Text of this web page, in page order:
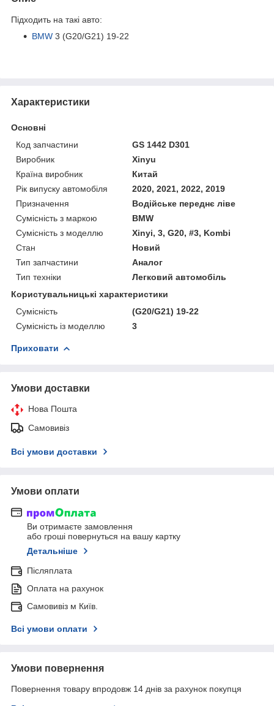
Підходить на такі авто:
BMW 3 (G20/G21) 19-22
Характеристики
Основні
Код запчастини
GS 1442 D301
Виробник
Xinyu
Країна виробник
Китай
Рік випуску автомобіля
2020, 2021, 2022, 2019
Призначення
Водійське переднє ліве
Сумісність з маркою
BMW
Сумісність з моделлю
Xinyi, 3, G20, #3, Kombi
Стан
Новий
Тип запчастини
Аналог
Тип техніки
Легковий автомобіль
Користувальницькі характеристики
Сумісність
(G20/G21) 19-22
Сумісність із моделлю
3
Приховати
Умови доставки
Нова Пошта
Самовивіз
Всі умови доставки
Умови оплати
Ви отримаєте замовлення
або гроші повернуться на вашу картку
Детальніше
Післяплата
Оплата на рахунок
Самовивіз м Київ.
Всі умови оплати
Умови повернення
Повернення товару впродовж 14 днів за рахунок покупця